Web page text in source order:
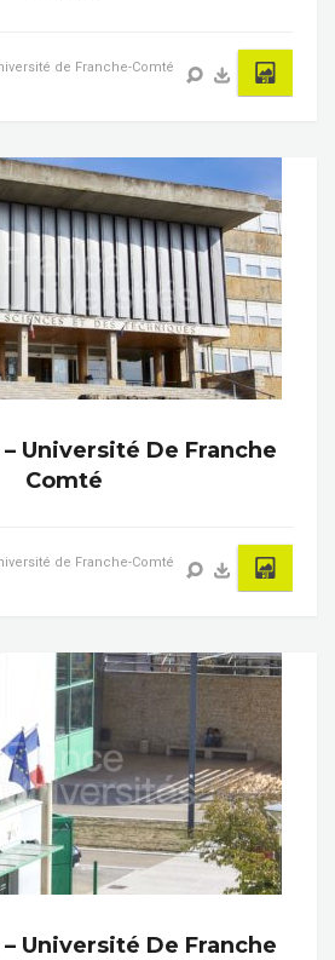
de Franche-Comté
Université De Franche
Comté
de Franche-Comté
Université De Franche